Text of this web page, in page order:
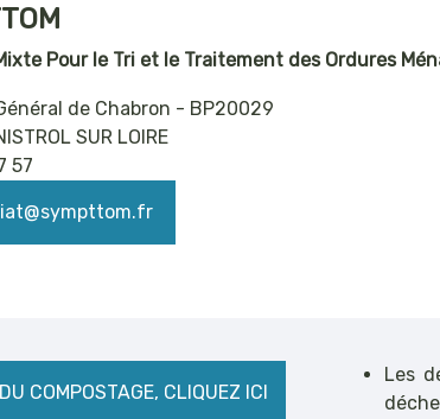
Pour le Tri et le Traitement des Ordures
de Chabron - BP20029
SUR LOIRE
57
COMPOSTAGE, CLIQUEZ ICI
Les